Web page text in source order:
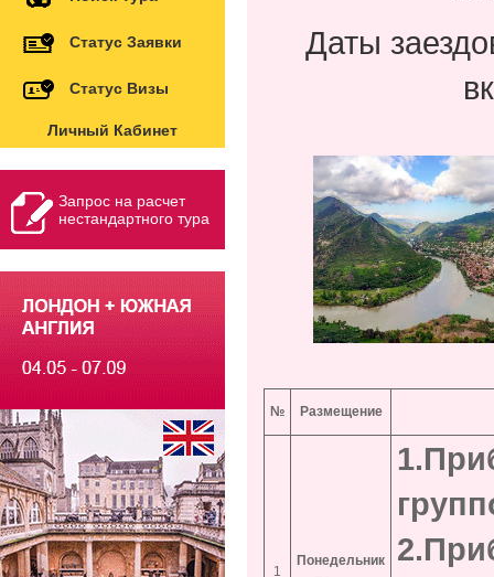
Статус Заявки
Статус Визы
Личный Кабинет
Запрос на расчет
нестандартного тура
Даты
№ Размещение
1
Понедельник
1.